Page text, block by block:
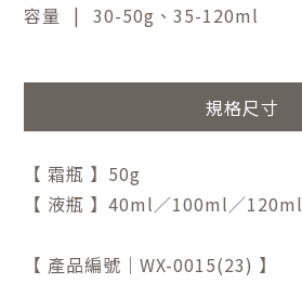
容量
| 30-50g、35-120ml
規格尺寸
【 霜瓶 】50g
【 液瓶 】40ml／100ml／120ml
【 產品編號｜WX-0015(23) 】